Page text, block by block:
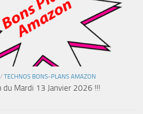
/ TECHNOS BONS-PLANS AMAZON
du Mardi 13 Janvier 2026 !!!